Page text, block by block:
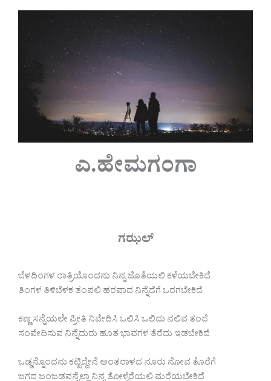
ಎ.ಹೇಮಗಂಗಾ
ಗಝಲ್
ಬೆಳದಿಂಗಳ ರಾತ್ರಿಯೊಂದನು ನಿನ್ನ ಜೊತೆಯಲಿ ಕಳೆಯಬೇಕಿದೆ
ತಿಂಗಳ ತಿಳಿಬೆಳಕ ತಂಪಲಿ ಹರವಾದ ನಿನ್ನೆದೆಗೆ ಒರಗಬೇಕಿದೆ
ಕಣ್ಣ ಸನ್ನೆಯಲೇ ಪ್ರೀತಿ ನಿವೇದಿಸಿ ಒಲಿಸಿ ಒಲಿದು ನಲಿವ ತಂದೆ
ಸಂವೇದಿಸುವ ನಿನ್ನೆದುರು ಹೂತ ಭಾವಗಳ ತೆರೆದು ಇಡಬೇಕಿದೆ
ಒಡ್ಡನ್ನೊಂದನು ಕಟ್ಟಿದ್ದೇನೆ ಅಂತರಾಳದ ನೂರು ನೋವ ತೊರೆಗೆ